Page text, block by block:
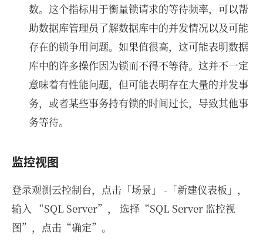
数。这个指标用于衡量锁请求的等待频率，可以帮
助数据库管理员了解数据库中的并发情况以及可能
存在的锁争用问题。如果值很高，这可能表明数据
库中的许多操作因为锁而不得不等待。这并不一定
意味着有性能问题，但可能表明存在大量的并发事
务，或者某些事务持有锁的时间过长，导致其他事
务等待。
监控视图
登录观测云控制台，点击「场景」 -「新建仪表板」，
输入 “SQL Server”， 选择“SQL Server 监控视
图”，点击“确定”。